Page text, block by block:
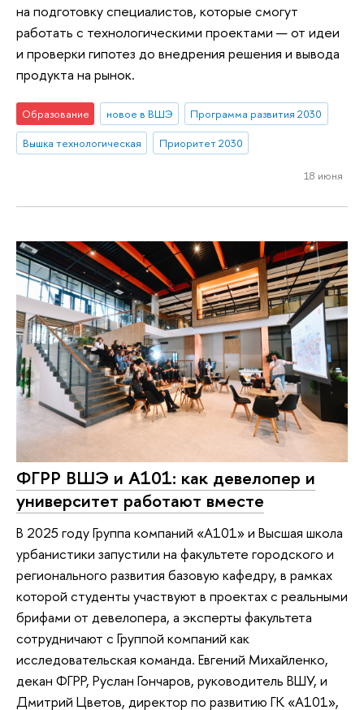
на подготовку специалистов, которые смогут
работать с технологическими проектами — от идеи
и проверки гипотез до внедрения решения и вывода
продукта на рынок.
Образование новое в ВШЭ
Программа развития 2030
Вышка технологическая
Приоритет 2030
18 июня
ФГРР ВШЭ и А101: как девелопер и
университет работают вместе
В 2025 году Группа компаний «А101» и Высшая школа
урбанистики запустили на факультете городского и
регионального развития базовую кафедру, в рамках
которой студенты участвуют в проектах с реальными
брифами от девелопера, а эксперты факультета
сотрудничают с Группой компаний как
исследовательская команда. Евгений Михайленко,
декан ФГРР, Руслан Гончаров, руководитель ВШУ, и
Дмитрий Цветов, директор по развитию ГК «А101»,